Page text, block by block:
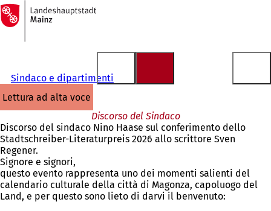
Vai al contenuto
Alla
pagina
iniziale
Sindaco e dipartimenti
lettura ad alta voce
Discorso del Sindaco
Discorso del sindaco Nino Haase sul conferimento dello
Stadtschreiber-Literaturpreis 2026 allo scrittore Sven
Regener.
Signore e signori,
questo evento rappresenta uno dei momenti salienti del
calendario culturale della città di Magonza, capoluogo del
Land, e per questo sono lieto di darvi il benvenuto: